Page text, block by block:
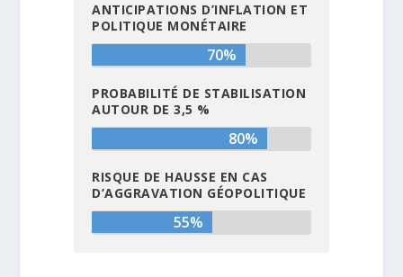
ANTICIPATIONS D’INFLATION ET
POLITIQUE MONÉTAIRE
70%
PROBABILITÉ DE STABILISATION
AUTOUR DE 3,5 %
80%
RISQUE DE HAUSSE EN CAS
D’AGGRAVATION GÉOPOLITIQUE
55%